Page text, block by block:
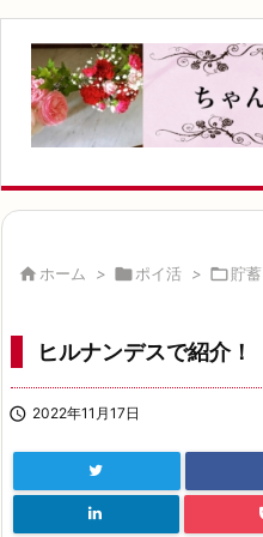
 ホーム > ポイ活 > 貯蓄
ヒルナンデスで紹介
 2022年11月17日